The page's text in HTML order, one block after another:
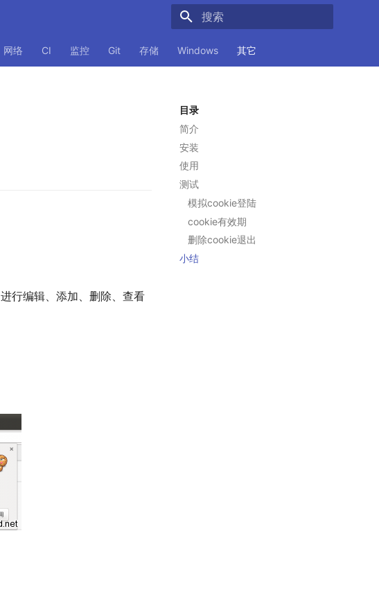
网络 CI 监控 Git 存储 Windows 其它
目录
简介
安装
使用
测试
模拟cookie登陆
cookie有效期
删除cookie退出
小结
进行编辑、添加、删除、查看